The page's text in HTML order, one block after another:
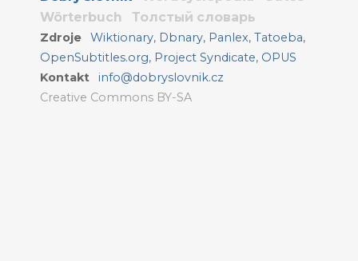
Wörterbuch
Толстый словарь
Zdroje Wiktionary, Dbnary, Panlex,Tatoeba,
OpenSubtitles.org, Project Syndicate, OPUS
Kontakt
info@dobryslovnik.cz
Creative Commons BY-SA